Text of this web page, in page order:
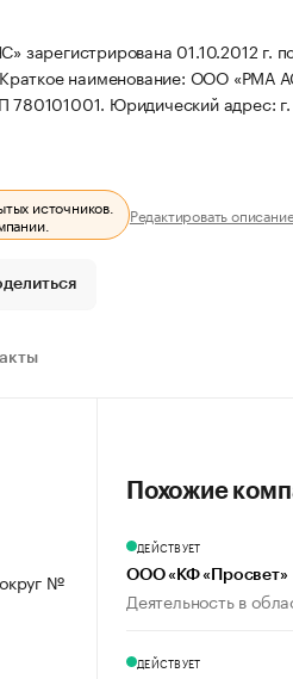
01.10.2012 г. по
Краткое наименование: ООО «РМА
780101001. Юридический адрес:
источников. Редактировать
№
Похожие
ДЕЙСТВУЕТ
ООО «КФ «Просвет»
Деятельность в
ДЕЙСТВУЕТ